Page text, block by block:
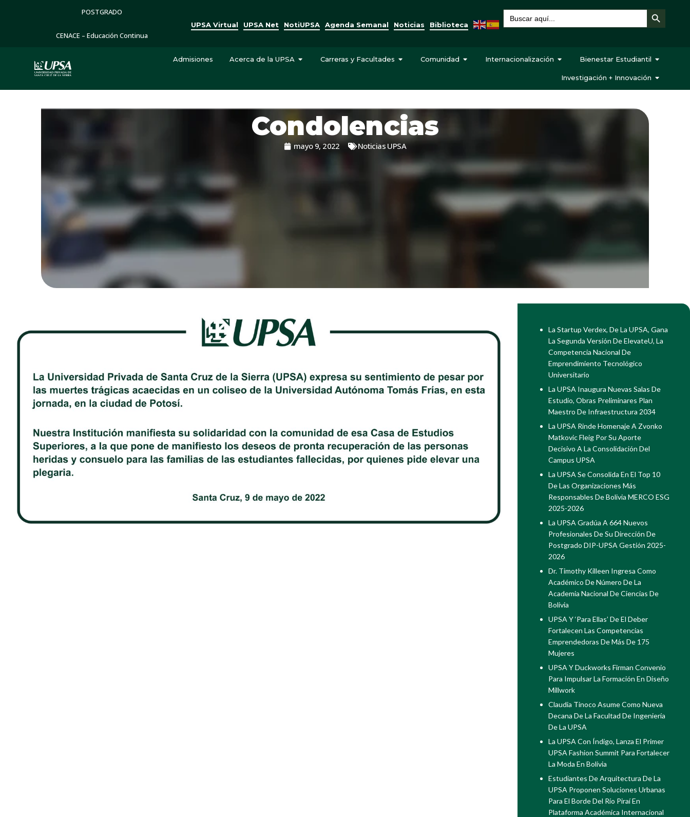
POSTGRADO
CENACE – Educación Continua
UPSA Virtual UPSA Net NotiUPSA Agenda Semanal Noticias Biblioteca
Buscar: Botón de búsqueda
Admisiones Acerca de la UPSA Carreras y Facultades Comunidad Internacionalización Bienestar Estudiantil
Investigación + Innovación
Condolencias
mayo 9, 2022 Noticias UPSA
La Startup Verdex, De La UPSA, Gana
La Segunda Versión De ElevateU, La
Competencia Nacional De
Emprendimiento Tecnológico
Universitario
La UPSA Inaugura Nuevas Salas De
Estudio, Obras Preliminares Plan
Maestro De Infraestructura 2034
La UPSA Rinde Homenaje A Zvonko
Matkovic Fleig Por Su Aporte
Decisivo A La Consolidación Del
Campus UPSA
La UPSA Se Consolida En El Top 10
De Las Organizaciones Más
Responsables De Bolivia MERCO ESG
2025-2026
La UPSA Gradúa A 664 Nuevos
Profesionales De Su Dirección De
Postgrado DIP-UPSA Gestión 2025-
2026
Dr. Timothy Killeen Ingresa Como
Académico De Número De La
Academia Nacional De Ciencias De
Bolivia
UPSA Y ‘Para Ellas’ De El Deber
Fortalecen Las Competencias
Emprendedoras De Más De 175
Mujeres
UPSA Y Duckworks Firman Convenio
Para Impulsar La Formación En Diseño
Millwork
Claudia Tinoco Asume Como Nueva
Decana De La Facultad De Ingeniería
De La UPSA
La UPSA Con Índigo, Lanza El Primer
UPSA Fashion Summit Para Fortalecer
La Moda En Bolivia
Estudiantes De Arquitectura De La
UPSA Proponen Soluciones Urbanas
Para El Borde Del Río Piraí En
Plataforma Académica Internacional